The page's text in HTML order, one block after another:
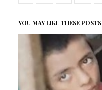
YOU MAY LIKE THESE POSTS